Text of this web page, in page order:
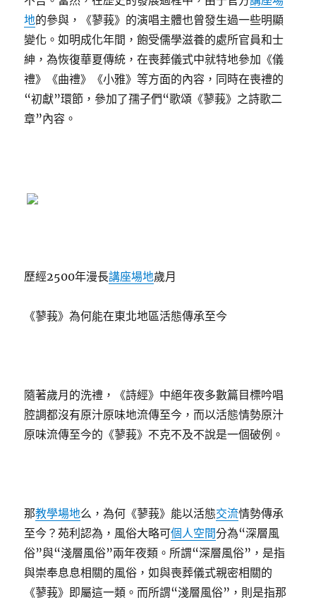
地的參與，《蓼莪》的演唱主體也曾發生過一些明顯
變化。如明成化年間，飽受儒學滋養的處所官員和士
紳，為恢復華夏傳統，在喪葬儀式中就特地參加《儀
禮》《曲禮》《小雅》等方面的內容，同時在喪禮的
“初獻”環節，參加了孺子們“歌頌《蓼莪》之詩歌二
章”內容。
歷經2500年漫長講座場地歲月
《蓼莪》為何能在東北地區活態傳承至今
隨著歲月的洗禮，《詩經》中絕年夜多數篇目標吟唱
腔調都沒有原汁原味地流傳至今，而以活態情勢原汁
原味流傳至今的《蓼莪》不克不及不說是一個破例。
那教學場地么，為何《蓼莪》能以活態交流情勢傳承
至今？苑利認為，風俗大略可個人空間分為“深層風
俗”與“淺層風俗”兩年夜類。所謂“深層風俗”，是指
與崇奉息息相關的風俗，如與喪葬儀式親密相關的
《蓼莪》即屬這一類。而所謂“淺層風俗”，則是指那